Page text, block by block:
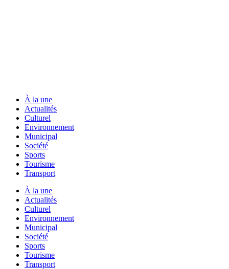
À la une
Actualités
Culturel
Environnement
Municipal
Société
Sports
Tourisme
Transport
À la une
Actualités
Culturel
Environnement
Municipal
Société
Sports
Tourisme
Transport